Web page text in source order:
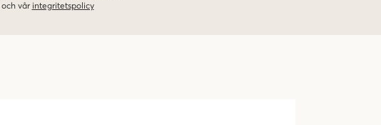
och vår integritetspolicy